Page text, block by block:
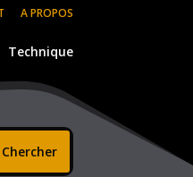
A PROPOS
Technique